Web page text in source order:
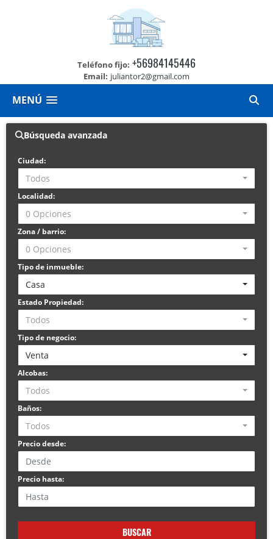
Teléfono fijo: +56984145446
Email: juliantor2@gmail.com
MENÚ
Búsqueda avanzada
Ciudad:
Todos
Localidad:
0 Opciones
Zona / barrio:
0 Opciones
Tipo de inmueble:
Casa
Estado Propiedad:
Todos
Tipo de negocio:
Venta
Alcobas:
Todos
Baños:
Todos
Precio desde:
Precio hasta:
BUSCAR